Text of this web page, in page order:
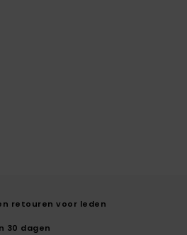
retouren voor leden
30 dagen